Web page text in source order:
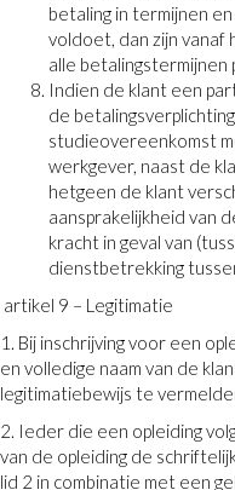
betaling in termijnen
voldoet, dan zijn vanaf
alle betalingstermijnen
Indien de klant een
de
studieovereenkomst
werkgever, naast de
hetgeen de klant
aansprakelijkheid van
kracht in geval van
dienstbetrekking
artikel 9 – Legitimatie
1. Bij inschrijving voor een
en volledige naam van de
legitimatiebewijs te
2. Ieder die een opleiding
van de opleiding de
lid 2 in combinatie met een